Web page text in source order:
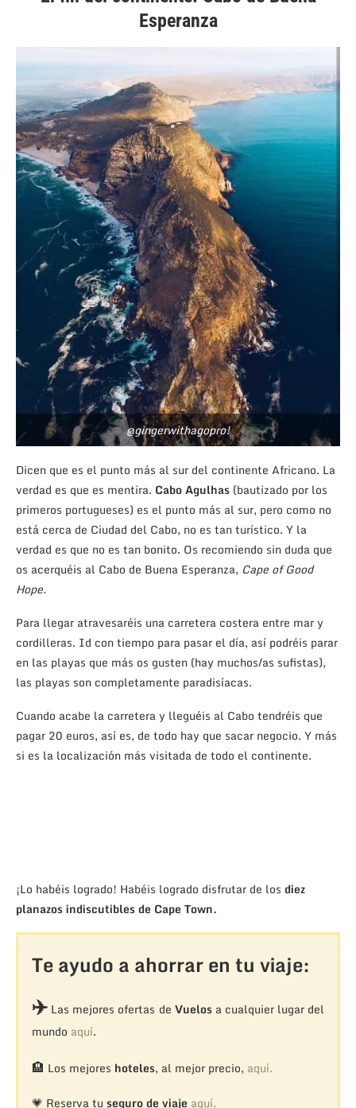
Esperanza
@gingerwithagopro!
Dicen que es el punto más al sur del continente Africano. La
verdad es que es mentira. Cabo Agulhas (bautizado por los
primeros portugueses) es el punto más al sur, pero como no
está cerca de Ciudad del Cabo, no es tan turístico. Y la
verdad es que no es tan bonito. Os recomiendo sin duda que
os acerquéis al Cabo de Buena Esperanza, Cape of Good
Hope.
Para llegar atravesaréis una carretera costera entre mar y
cordilleras. Id con tiempo para pasar el día, así podréis parar
en las playas que más os gusten (hay muchos/as sufistas),
las playas son completamente paradisíacas.
Cuando acabe la carretera y lleguéis al Cabo tendréis que
pagar 20 euros, así es, de todo hay que sacar negocio. Y más
si es la localización más visitada de todo el continente.
¡Lo habéis logrado! Habéis logrado disfrutar de los diez
planazos indiscutiblesde Cape Town.
Te ayudo a ahorrar en tu viaje:
✈️Las mejores ofertas de Vuelosa cualquier lugar del
mundo aquí.
🏨 Los mejores hoteles, al mejor precio, aquí.
💗 Reserva tu seguro de viaje aquí.